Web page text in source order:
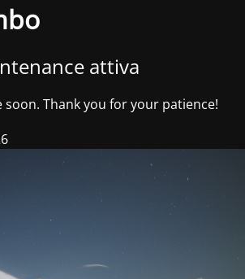
attiva
soon. Thank you for your patience!